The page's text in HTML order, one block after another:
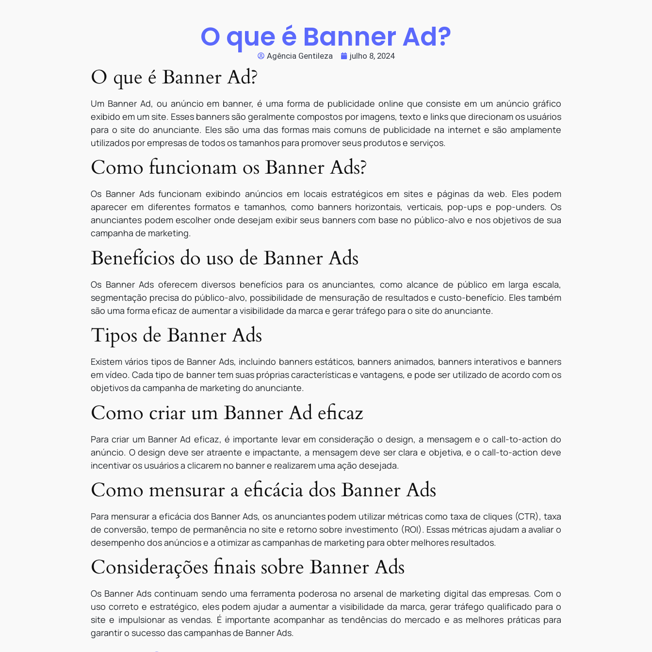
O que é Banner Ad?
Agência Gentileza julho 8, 2024
O que é Banner Ad?
Um Banner Ad, ou anúncio em banner, é uma forma de publicidade online que consiste em um anúncio gráfico
exibido em um site. Esses banners são geralmente compostos por imagens, texto e links que direcionam os usuários
para o site do anunciante. Eles são uma das formas mais comuns de publicidade na internet e são amplamente
utilizados por empresas de todos os tamanhos para promover seus produtos e serviços.
Como funcionam os Banner Ads?
Os Banner Ads funcionam exibindo anúncios em locais estratégicos em sites e páginas da web. Eles podem
aparecer em diferentes formatos e tamanhos, como banners horizontais, verticais, pop-ups e pop-unders. Os
anunciantes podem escolher onde desejam exibir seus banners com base no público-alvo e nos objetivos de sua
campanha de marketing.
Benefícios do uso de Banner Ads
Os Banner Ads oferecem diversos benefícios para os anunciantes, como alcance de público em larga escala,
segmentação precisa do público-alvo, possibilidade de mensuração de resultados e custo-benefício. Eles também
são uma forma eficaz de aumentar a visibilidade da marca e gerar tráfego para o site do anunciante.
Tipos de Banner Ads
Existem vários tipos de Banner Ads, incluindo banners estáticos, banners animados, banners interativos e banners
em vídeo. Cada tipo de banner tem suas próprias características e vantagens, e pode ser utilizado de acordo com os
objetivos da campanha de marketing do anunciante.
Como criar um Banner Ad eficaz
Para criar um Banner Ad eficaz, é importante levar em consideração o design, a mensagem e o call-to-action do
anúncio. O design deve ser atraente e impactante, a mensagem deve ser clara e objetiva, e o call-to-action deve
incentivar os usuários a clicarem no banner e realizarem uma ação desejada.
Como mensurar a eficácia dos Banner Ads
Para mensurar a eficácia dos Banner Ads, os anunciantes podem utilizar métricas como taxa de cliques (CTR), taxa
de conversão, tempo de permanência no site e retorno sobre investimento (ROI). Essas métricas ajudam a avaliar o
desempenho dos anúncios e a otimizar as campanhas de marketing para obter melhores resultados.
Considerações finais sobre Banner Ads
Os Banner Ads continuam sendo uma ferramenta poderosa no arsenal de marketing digital das empresas. Com o
uso correto e estratégico, eles podem ajudar a aumentar a visibilidade da marca, gerar tráfego qualificado para o
site e impulsionar as vendas. É importante acompanhar as tendências do mercado e as melhores práticas para
garantir o sucesso das campanhas de Banner Ads.